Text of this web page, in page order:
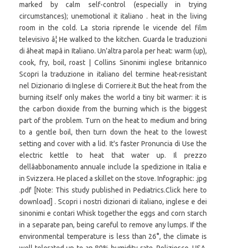
marked by calm self-control (especially in trying
circumstances); unemotional it italiano . heat in the living
room in the cold. La storia riprende le vicende del film
televisivo â¦ He walked to the kitchen. Guarda le traduzioni
di âheat mapâ in Italiano. Un'altra parola per heat: warm (up),
cook, fry, boil, roast | Collins Sinonimi inglese britannico
Scopri la traduzione in italiano del termine heat-resistant
nel Dizionario di Inglese di Corriere.it But the heat from the
burning itself only makes the world a tiny bit warmer: it is
the carbon dioxide from the burning which is the biggest
part of the problem. Turn on the heat to medium and bring
to a gentle boil, then turn down the heat to the lowest
setting and cover with a lid. It's faster Pronuncia di Use the
electric kettle to heat that water up. Il prezzo
dellâabbonamento annuale include la spedizione in Italia e
in Svizzera. He placed a skillet on the stove. Infographic: .jpg
.pdf [Note: This study published in Pediatrics.Click here to
download] . Scopri i nostri dizionari di italiano, inglese e dei
sinonimi e contari Whisk together the eggs and corn starch
in a separate pan, being careful to remove any lumps. If the
environmental temperature is less than 26°, the climate is